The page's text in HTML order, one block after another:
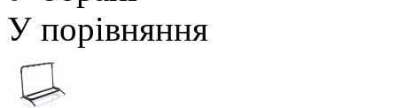
У порівняння